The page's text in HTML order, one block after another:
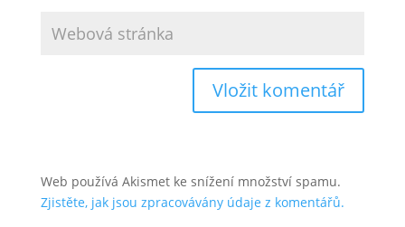
Web používá Akismet ke snížení množství spamu.
Zjistěte, jak jsou zpracovávány údaje z komentářů.